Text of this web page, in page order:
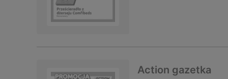
Action gazetka